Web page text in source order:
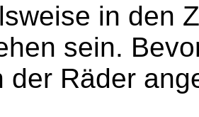
in den
sein.
der Räder